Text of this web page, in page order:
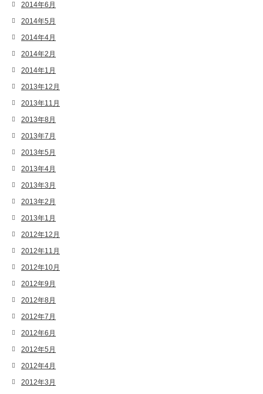
2014年6月
2014年5月
2014年4月
2014年2月
2014年1月
2013年12月
2013年11月
2013年8月
2013年7月
2013年5月
2013年4月
2013年3月
2013年2月
2013年1月
2012年12月
2012年11月
2012年10月
2012年9月
2012年8月
2012年7月
2012年6月
2012年5月
2012年4月
2012年3月